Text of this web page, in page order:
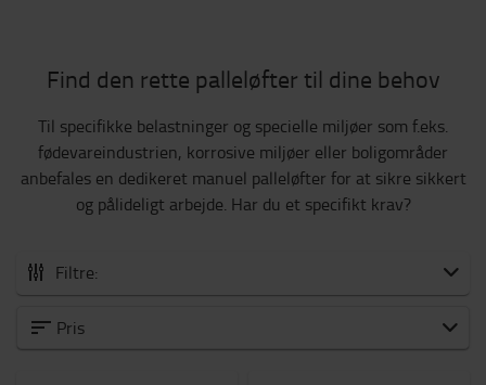
Find den rette palleløfter til dine behov
Til specifikke belastninger og specielle miljøer som f.eks.
fødevareindustrien, korrosive miljøer eller boligområder
anbefales en dedikeret manuel palleløfter for at sikre sikkert
og pålideligt arbejde. Har du et specifikt krav?
Filtre:
Alle palleløftere
Pris